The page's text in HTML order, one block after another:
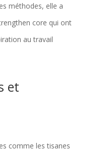
méthodes, elle a
core qui ont
au travail
et
comme les tisanes